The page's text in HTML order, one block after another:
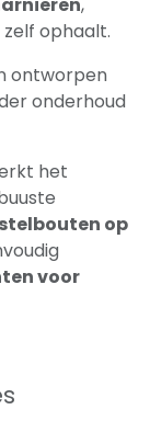
ophaalt.
ontworpen
onderhoud
het
stelbouten op
voor